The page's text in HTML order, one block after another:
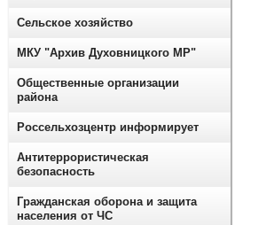
Сельское хозяйство
МКУ "Архив Духовницкого МР"
Общественные организации
района
Россельхозцентр информирует
Антитеррористическая
безопасность
Гражданская оборона и защита
населения от ЧС